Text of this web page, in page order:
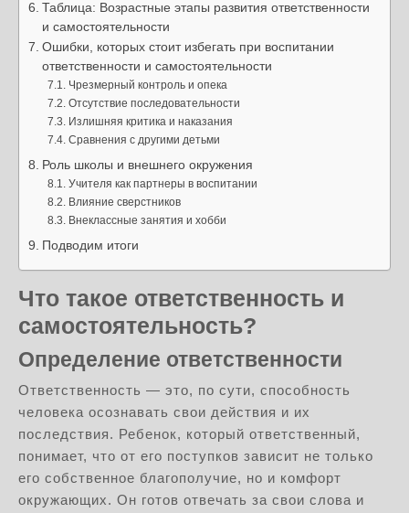
Таблица: Возрастные этапы развития ответственности
и самостоятельности
Ошибки, которых стоит избегать при воспитании
ответственности и самостоятельности
Чрезмерный контроль и опека
Отсутствие последовательности
Излишняя критика и наказания
Сравнения с другими детьми
Роль школы и внешнего окружения
Учителя как партнеры в воспитании
Влияние сверстников
Внеклассные занятия и хобби
Подводим итоги
Что такое ответственность и
самостоятельность?
Определение ответственности
Ответственность — это, по сути, способность
человека осознавать свои действия и их
последствия. Ребенок, который ответственный,
понимает, что от его поступков зависит не только
его собственное благополучие, но и комфорт
окружающих. Он готов отвечать за свои слова и